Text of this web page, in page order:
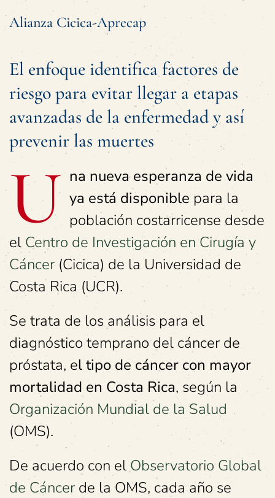
Alianza Cicica-Aprecap
El enfoque identifica factores de
riesgo para evitar llegar a etapas
avanzadas de la enfermedad y así
prevenir las muertes
U na nueva esperanza de vida
ya está disponible para la
población costarricense desde
el Centro de Investigación en Cirugía y
Cáncer (Cicica) de la Universidad de
Costa Rica (UCR).
Se trata de los análisis para el
diagnóstico temprano del cáncer de
próstata, el tipo de cáncer con mayor
mortalidad en Costa Rica, según la
Organización Mundial de la Salud
(OMS).
De acuerdo con el Observatorio Global
de Cáncer de la OMS, cada año se